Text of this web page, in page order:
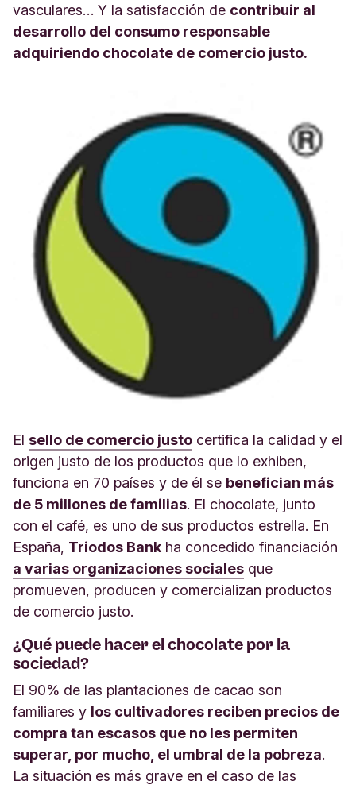
vasculares… Y la satisfacción de contribuir al
desarrollo del consumo responsable
adquiriendo chocolate de comercio justo.
El sello de comercio justo certifica la calidad y el
origen justo de los productos que lo exhiben,
funciona en 70 países y de él se benefician más
de 5 millones de familias. El chocolate, junto
con el café, es uno de sus productos estrella. En
España, Triodos Bank ha concedido financiación
a varias organizaciones sociales que
promueven, producen y comercializan productos
de comercio justo.
¿Qué puede hacer el chocolate por la
sociedad?
El 90% de las plantaciones de cacao son
familiares y los cultivadores reciben precios de
compra tan escasos que no les permiten
superar, por mucho, el umbral de la pobreza.
La situación es más grave en el caso de las